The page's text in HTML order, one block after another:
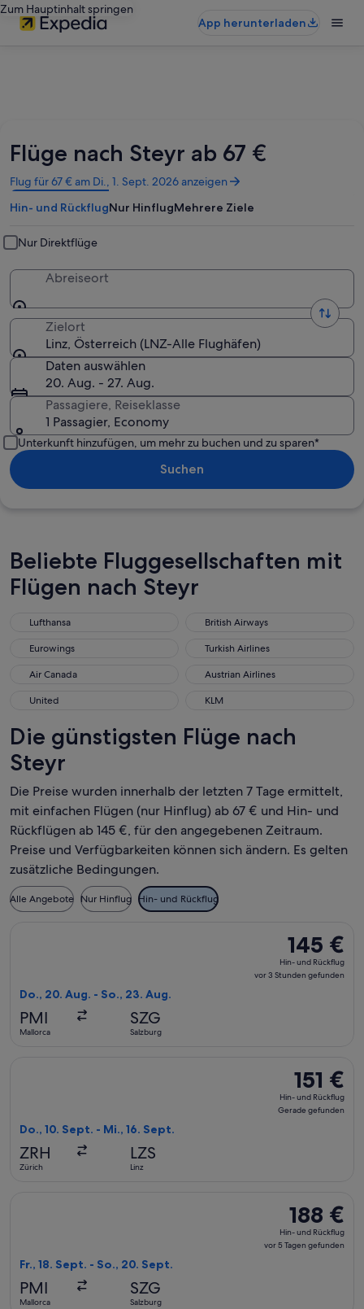
Zum Hauptinhalt springen
App herunterladen
Flüge nach Steyr ab 67 €
Flug für 67 € am Di., 1. Sept. 2026 anzeigen
Wird
in
einem
Fenster
geöffnet
Hin- und RückflugNur HinflugMehrere Ziele
Nur Direktflüge
Abreiseort
Zielort
Linz, Österreich (LNZ-Alle Flughäfen)
Daten auswählen
20. Aug. - 27. Aug.
Passagiere, Reiseklasse
1 Passagier, Economy
Unterkunft hinzufügen, um mehr zu buchen und zu sparen*
Suchen
Beliebte Fluggesellschaften mit
Flügen nach Steyr
Lufthansa
Lufthansa British Airways
British Airways
Eurowings
Eurowings Turkish Airlines
Turkish Airlines
Air Canada
Air Canada Austrian Airlines
Austrian Airlines
United
United KLM
KLM
Die günstigsten Flüge nach
Steyr
Die Preise wurden innerhalb der letzten 7 Tage ermittelt,
mit einfachen Flügen (nur Hinflug) ab 67 € und Hin- und
Rückflügen ab 145 €, für den angegebenen Zeitraum.
Preise und Verfügbarkeiten können sich ändern. Es gelten
zusätzliche Bedingungen.
Alle Angebote Nur Hinflug Hin- und Rückflug
145 €
Hin-
und
145 €
Hin- und Rückflug
vor 3 Stunden gefunden
Do., 20. Aug. - So., 23. Aug.
PMI
Mallorca
SZG
Salzburg
151 €
Hin-
und
151 €
Hin- und Rückflug
Gerade gefunden
Do., 10. Sept. - Mi., 16. Sept.
ZRH
Zürich
LZS
Linz
188 €
Hin-
und
188 €
Hin- und Rückflug
vor 5 Tagen gefunden
Fr., 18. Sept. - So., 20. Sept.
PMI
Mallorca
SZG
Salzburg